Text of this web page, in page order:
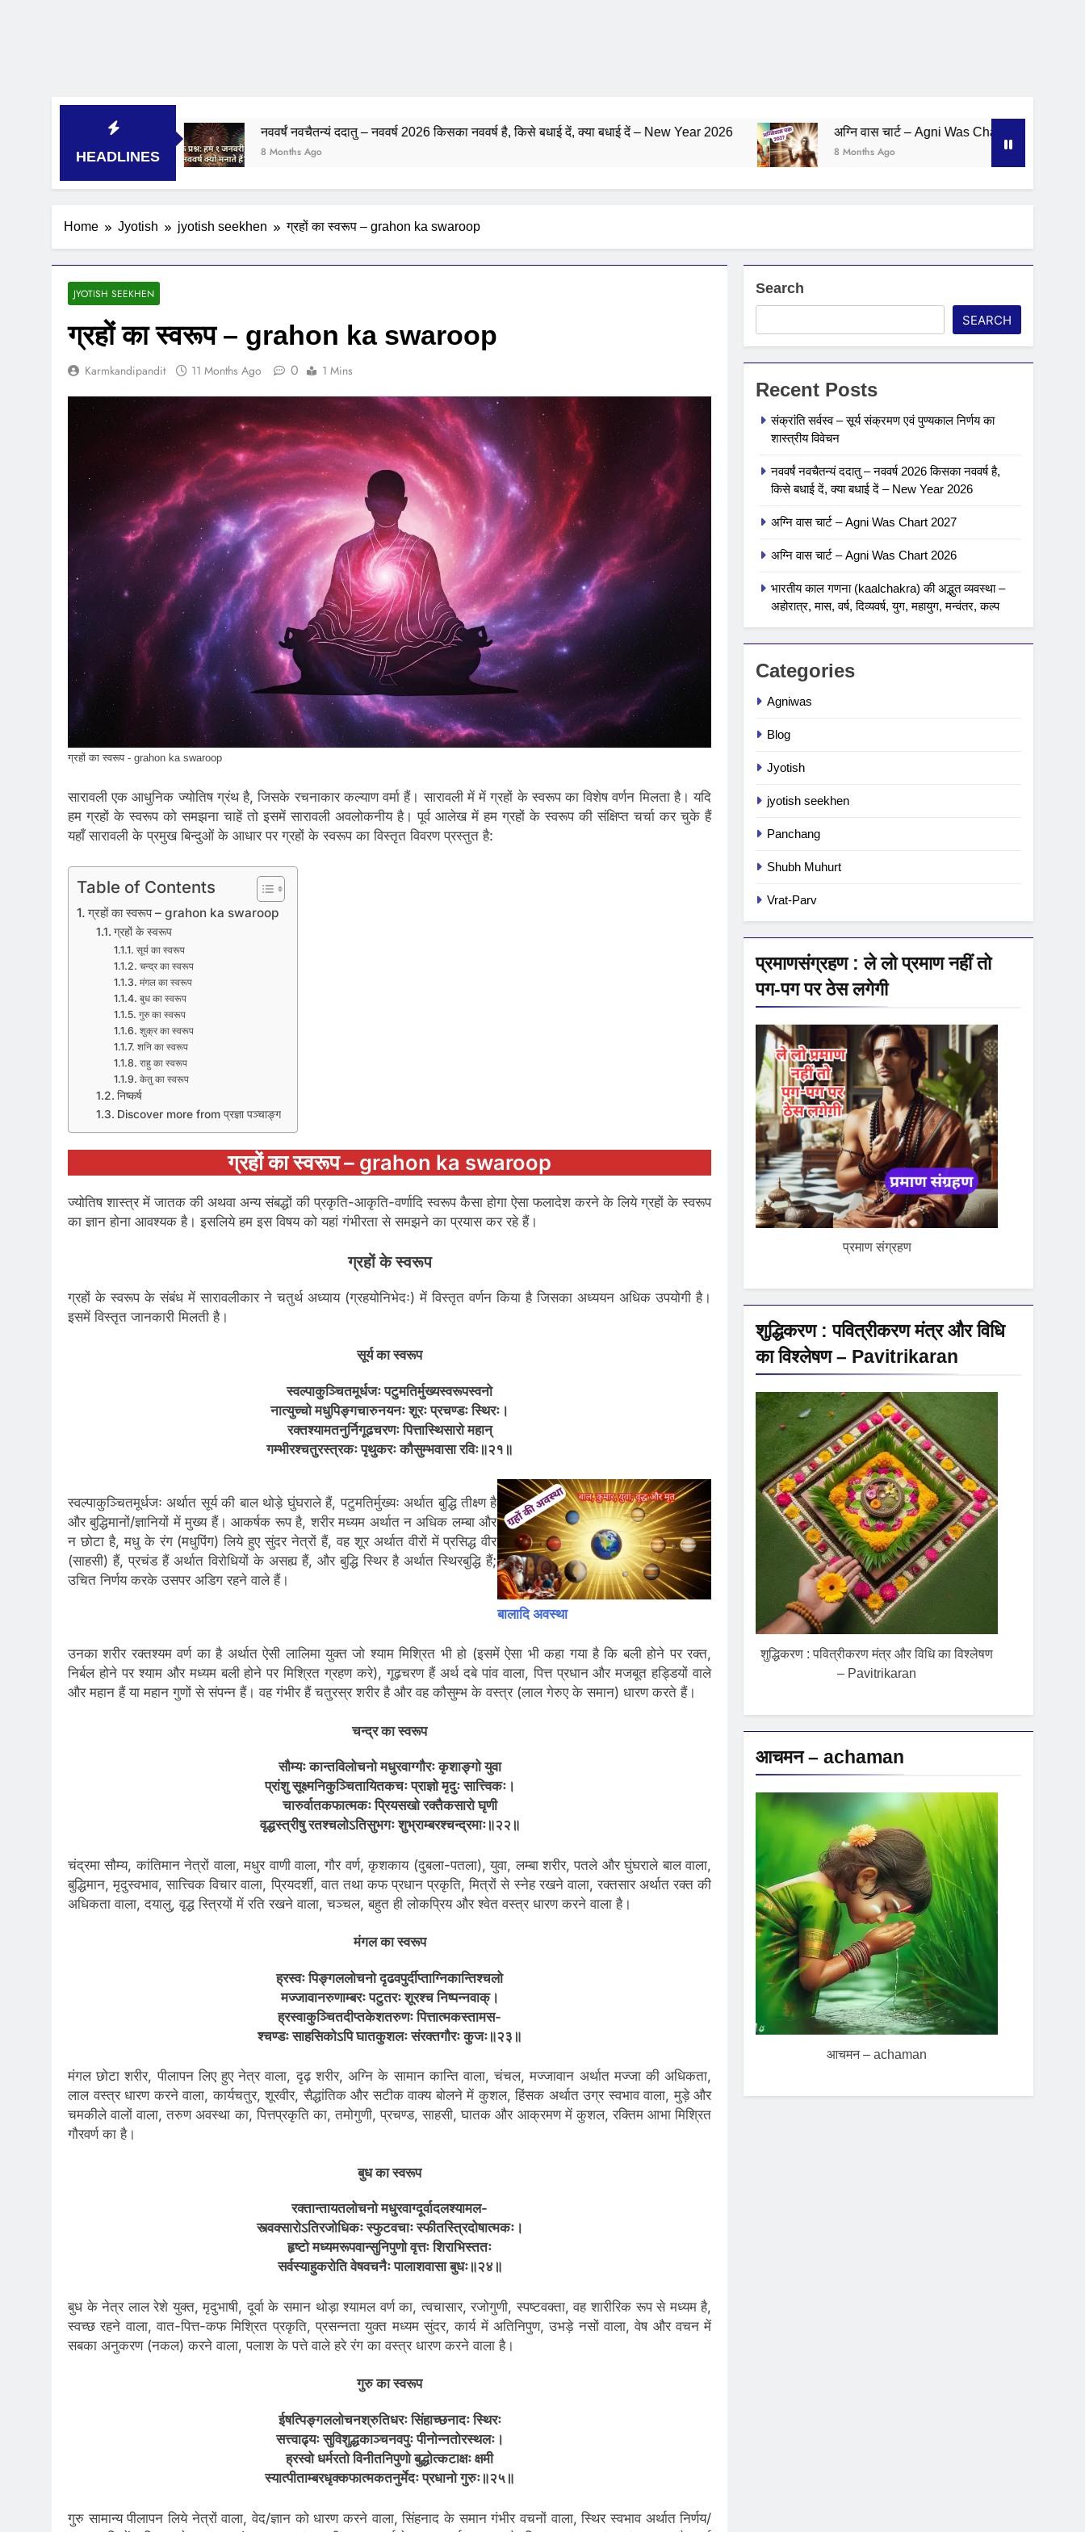
HEADLINES
नववर्षं नवचैतन्यं ददातु – नववर्ष 2026 किसका नववर्ष है, किसे बधाई दें, क्या बधाई दें – New Year 2026
8 Months Ago
अग्नि वास चार्ट – Agni Was Chart 2027
8 Months Ago
Home Jyotish jyotish seekhen ग्रहों का स्वरूप – grahon ka swaroop
JYOTISH SEEKHEN
ग्रहों का स्वरूप – grahon ka swaroop
Karmkandipandit 11 Months Ago 0 1 Mins
ग्रहों का स्वरूप - grahon ka swaroop
सारावली एक आधुनिक ज्योतिष ग्रंथ है, जिसके रचनाकार कल्याण वर्मा हैं। सारावली में में ग्रहों के स्वरूप का विशेष वर्णन मिलता है। यदि
हम ग्रहों के स्वरूप को समझना चाहें तो इसमें सारावली अवलोकनीय है। पूर्व आलेख में हम ग्रहों के स्वरूप की संक्षिप्त चर्चा कर चुके हैं
यहाँ सारावली के प्रमुख बिन्दुओं के आधार पर ग्रहों के स्वरूप का विस्तृत विवरण प्रस्तुत है:
Table of Contents
ग्रहों का स्वरूप – grahon ka swaroop
ग्रहों के स्वरूप
सूर्य का स्वरूप
चन्द्र का स्वरूप
मंगल का स्वरूप
बुध का स्वरूप
गुरु का स्वरूप
शुक्र का स्वरूप
शनि का स्वरूप
राहु का स्वरूप
केतु का स्वरूप
निष्कर्ष
Discover more from प्रज्ञा पञ्चाङ्ग
ग्रहों का स्वरूप – grahon ka swaroop
ज्योतिष शास्त्र में जातक की अथवा अन्य संबद्धों की प्रकृति-आकृति-वर्णादि स्वरूप कैसा होगा ऐसा फलादेश करने के लिये ग्रहों के स्वरूप
का ज्ञान होना आवश्यक है। इसलिये हम इस विषय को यहां गंभीरता से समझने का प्रयास कर रहे हैं।
ग्रहों के स्वरूप
ग्रहों के स्वरूप के संबंध में सारावलीकार ने चतुर्थ अध्याय (ग्रहयोनिभेदः) में विस्तृत वर्णन किया है जिसका अध्ययन अधिक उपयोगी है।
इसमें विस्तृत जानकारी मिलती है।
सूर्य का स्वरूप
स्वल्पाकुञ्चितमूर्धजः पटुमतिर्मुख्यस्वरूपस्वनो
नात्युच्चो मधुपिङ्गचारुनयनः शूरः प्रचण्डः स्थिरः।
रक्तश्यामतनुर्निगूढचरणः पित्तास्थिसारो महान्
गम्भीरश्चतुरस्त्रकः पृथुकरः कौसुम्भवासा रविः॥२१॥
स्वल्पाकुञ्चितमूर्धजः अर्थात सूर्य की बाल थोड़े घुंघराले हैं, पटुमतिर्मुख्यः अर्थात बुद्धि तीक्ष्ण है
और बुद्धिमानों/ज्ञानियों में मुख्य हैं। आकर्षक रूप है, शरीर मध्यम अर्थात न अधिक लम्बा और
न छोटा है, मधु के रंग (मधुपिंग) लिये हुए सुंदर नेत्रों हैं, वह शूर अर्थात वीरों में प्रसिद्ध वीर
(साहसी) हैं, प्रचंड हैं अर्थात विरोधियों के असह्य हैं, और बुद्धि स्थिर है अर्थात स्थिरबुद्धि हैं;
उचित निर्णय करके उसपर अडिग रहने वाले हैं।
बालादि अवस्था
उनका शरीर रक्तश्यम वर्ण का है अर्थात ऐसी लालिमा युक्त जो श्याम मिश्रित भी हो (इसमें ऐसा भी कहा गया है कि बली होने पर रक्त,
निर्बल होने पर श्याम और मध्यम बली होने पर मिश्रित ग्रहण करे), गूढ़चरण हैं अर्थ दबे पांव वाला, पित्त प्रधान और मजबूत हड्डियों वाले
और महान हैं या महान गुणों से संपन्न हैं। वह गंभीर हैं चतुरस्र शरीर है और वह कौसुम्भ के वस्त्र (लाल गेरुए के समान) धारण करते हैं।
चन्द्र का स्वरूप
सौम्यः कान्तविलोचनो मधुरवाग्गौरः कृशाङ्गो युवा
प्रांशु सूक्ष्मनिकुञ्चितायितकचः प्राज्ञो मृदुः सात्त्विकः।
चारुर्वातकफात्मकः प्रियसखो रक्तैकसारो घृणी
वृद्धस्त्रीषु रतश्चलोऽतिसुभगः शुभ्राम्बरश्चन्द्रमाः॥२२॥
चंद्रमा सौम्य, कांतिमान नेत्रों वाला, मधुर वाणी वाला, गौर वर्ण, कृशकाय (दुबला-पतला), युवा, लम्बा शरीर, पतले और घुंघराले बाल वाला,
बुद्धिमान, मृदुस्वभाव, सात्त्विक विचार वाला, प्रियदर्शी, वात तथा कफ प्रधान प्रकृति, मित्रों से स्नेह रखने वाला, रक्तसार अर्थात रक्त की
अधिकता वाला, दयालु, वृद्ध स्त्रियों में रति रखने वाला, चञ्चल, बहुत ही लोकप्रिय और श्वेत वस्त्र धारण करने वाला है।
मंगल का स्वरूप
ह्रस्वः पिङ्गललोचनो दृढवपुर्दीप्ताग्निकान्तिश्चलो
मज्जावानरुणाम्बरः पटुतरः शूरश्च निष्पन्नवाक्।
ह्रस्वाकुञ्चितदीप्तकेशतरुणः पित्तात्मकस्तामस-
श्चण्डः साहसिकोऽपि घातकुशलः संरक्तगौरः कुजः॥२३॥
मंगल छोटा शरीर, पीलापन लिए हुए नेत्र वाला, दृढ़ शरीर, अग्नि के सामान कान्ति वाला, चंचल, मज्जावान अर्थात मज्जा की अधिकता,
लाल वस्त्र धारण करने वाला, कार्यचतुर, शूरवीर, सैद्धांतिक और सटीक वाक्य बोलने में कुशल, हिंसक अर्थात उग्र स्वभाव वाला, मुड़े और
चमकीले वालों वाला, तरुण अवस्था का, पित्तप्रकृति का, तमोगुणी, प्रचण्ड, साहसी, घातक और आक्रमण में कुशल, रक्तिम आभा मिश्रित
गौरवर्ण का है।
बुध का स्वरूप
रक्तान्तायतलोचनो मधुरवाग्दूर्वादलश्यामल-
स्त्वक्सारोऽतिरजोधिकः स्फुटवचाः स्फीतस्त्रिदोषात्मकः।
हृष्टो मध्यमरूपवान्सुनिपुणो वृत्तः शिराभिस्ततः
सर्वस्याहुकरोति वेषवचनैः पालाशवासा बुधः॥२४॥
बुध के नेत्र लाल रेशे युक्त, मृदुभाषी, दूर्वा के समान थोड़ा श्यामल वर्ण का, त्वचासार, रजोगुणी, स्पष्टवक्ता, वह शारीरिक रूप से मध्यम है,
स्वच्छ रहने वाला, वात-पित्त-कफ मिश्रित प्रकृति, प्रसन्नता युक्त मध्यम सुंदर, कार्य में अतिनिपुण, उभड़े नसों वाला, वेष और वचन में
सबका अनुकरण (नकल) करने वाला, पलाश के पत्ते वाले हरे रंग का वस्त्र धारण करने वाला है।
गुरु का स्वरूप
ईषत्पिङ्गललोचनश्रुतिधरः सिंहाच्छनादः स्थिरः
सत्त्वाढ्यः सुविशुद्धकाञ्चनवपुः पीनोन्नतोरस्थलः।
ह्रस्वो धर्मरतो विनीतनिपुणो बुद्धोत्कटाक्षः क्षमी
स्यात्पीताम्बरधृक्कफात्मकतनुर्मेदः प्रधानो गुरुः॥२५॥
गुरु सामान्य पीलापन लिये नेत्रों वाला, वेद/ज्ञान को धारण करने वाला, सिंहनाद के समान गंभीर वचनों वाला, स्थिर स्वभाव अर्थात निर्णय/
Search
SEARCH
Recent Posts
संक्रांति सर्वस्व – सूर्य संक्रमण एवं पुण्यकाल निर्णय का
शास्त्रीय विवेचन
नववर्षं नवचैतन्यं ददातु – नववर्ष 2026 किसका नववर्ष है,
किसे बधाई दें, क्या बधाई दें – New Year 2026
अग्नि वास चार्ट – Agni Was Chart 2027
अग्नि वास चार्ट – Agni Was Chart 2026
भारतीय काल गणना (kaalchakra) की अद्भुत व्यवस्था –
अहोरात्र, मास, वर्ष, दिव्यवर्ष, युग, महायुग, मन्वंतर, कल्प
Categories
Agniwas
Blog
Jyotish
jyotish seekhen
Panchang
Shubh Muhurt
Vrat-Parv
प्रमाणसंग्रहण : ले लो प्रमाण नहीं तो
पग-पग पर ठेस लगेगी
प्रमाण संग्रहण
शुद्धिकरण : पवित्रीकरण मंत्र और विधि
का विश्लेषण – Pavitrikaran
शुद्धिकरण : पवित्रीकरण मंत्र और विधि का विश्लेषण
– Pavitrikaran
आचमन – achaman
आचमन – achaman